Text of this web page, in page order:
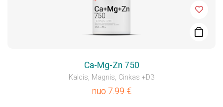
Ca-Mg-Zn 750
Kalcis, Magnis, Cinkas +D3
nuo 7.99 €